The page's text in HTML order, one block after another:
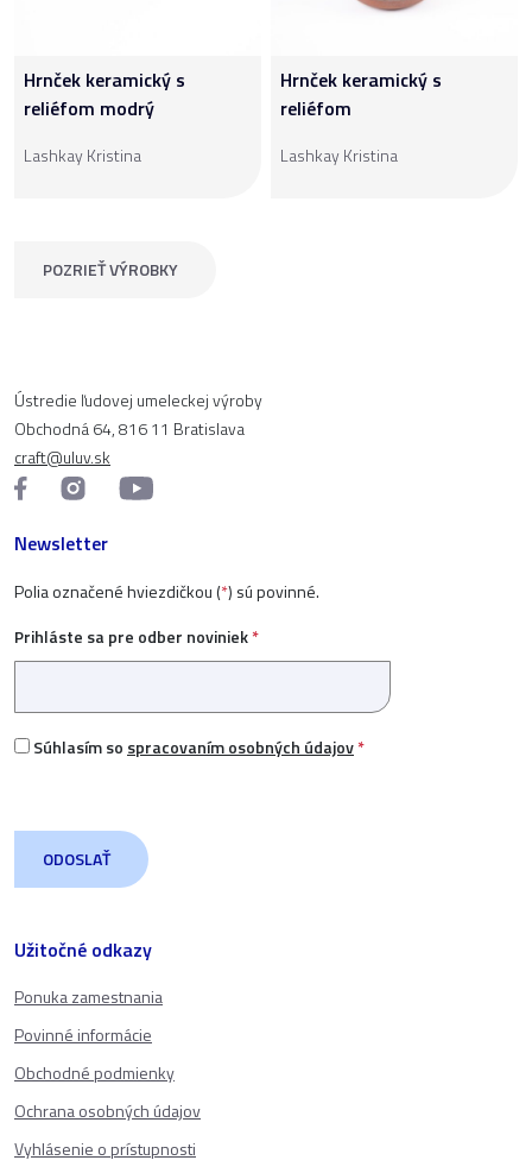
Hrnček keramický s
reliéfom modrý
Lashkay Kristina
Hrnček keramický s
reliéfom
Lashkay Kristina
POZRIEŤ VÝROBKY
Užitočné odkazy
Ponuka zamestnania
Povinné informácie
Obchodné podmienky
Ochrana osobných údajov
Vyhlásenie o prístupnosti
Ústredie ľudovej umeleckej výroby
Obchodná 64, 816 11 Bratislava
craft@uluv.sk
Newsletter
Polia označené hviezdičkou (*) sú povinné.
Prihláste sa pre odber noviniek*
Súhlasím so spracovaním osobných údajov*